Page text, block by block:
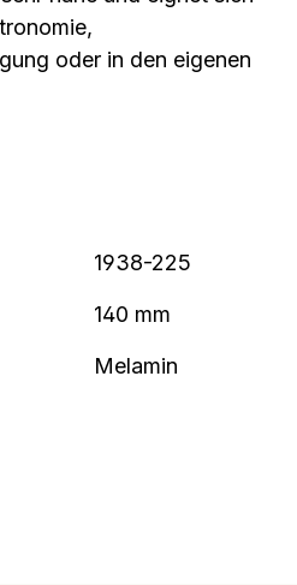
oder in den eigenen
1938-225
140 mm
Melamin